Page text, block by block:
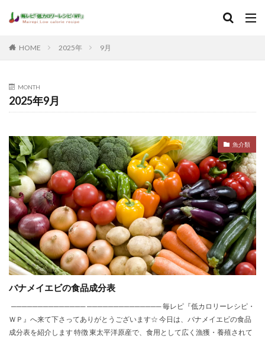
HOME 2025年 9月
MONTH
2025年9月
魚介類
バナメイエビの食品成分表
────────────── ────────────── 毎レピ『低カロリーレシピ・
ＷＰ』へ来て下さってありがとうございます☆ 今日は、バナメイエビの食品
成分表を紹介します 特徴 東太平洋原産で、食用として広く漁獲・養殖されて